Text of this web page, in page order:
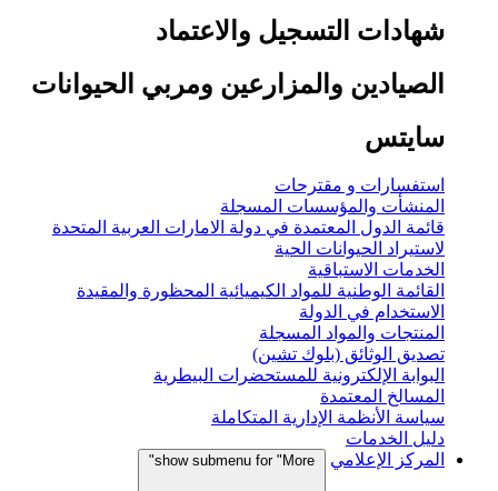
شهادات التسجيل والاعتماد
الصيادين والمزارعين ومربي الحيوانات
سايتس
استفسارات و مقترحات
المنشأت والمؤسسات المسجلة
قائمة الدول المعتمدة في دولة الامارات العربية المتحدة
لاستيراد الحيوانات الحية
الخدمات الاستباقية
القائمة الوطنية للمواد الكيميائية المحظورة والمقيدة
الاستخدام في الدولة
المنتجات والمواد المسجلة
تصديق الوثائق (بلوك تشين)
البوابة الإلكترونية للمستحضرات البيطرية
المسالخ المعتمدة
سياسة الأنظمة الإدارية المتكاملة
دليل الخدمات
المركز الإعلامي
show submenu for "More"